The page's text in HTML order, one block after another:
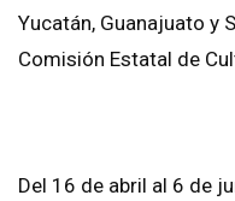
Yucatán, Guanajuato y
Comisión Estatal de
Del 16 de abril al 6 de